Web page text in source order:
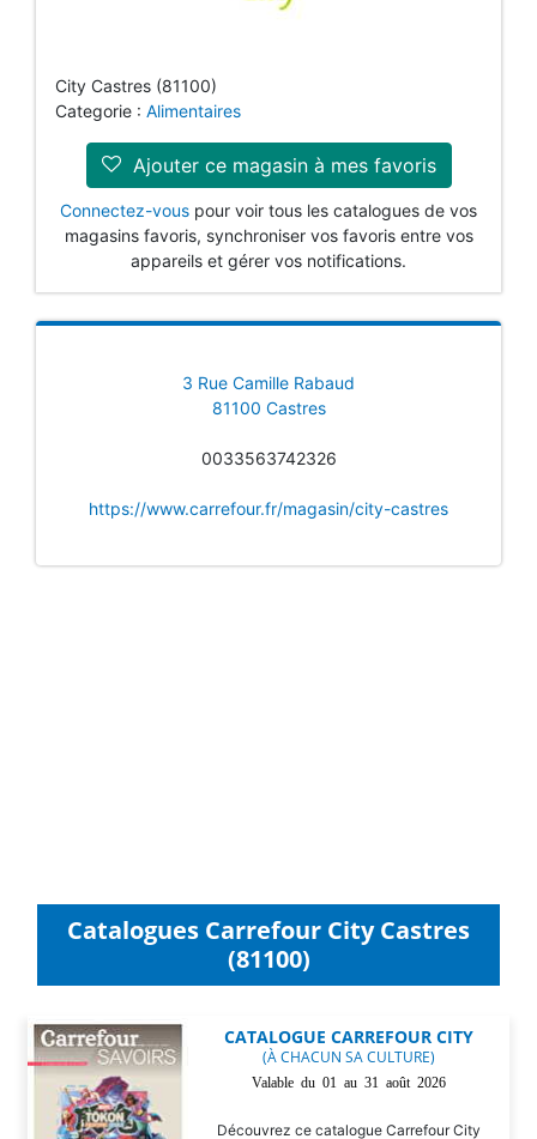
City Castres (81100)
Categorie : Alimentaires
Ajouter ce magasin à mes favoris
Connectez-vous pour voir tous les catalogues de vos
magasins favoris, synchroniser vos favoris entre vos
appareils et gérer vos notifications.
3 Rue Camille Rabaud
81100 Castres
0033563742326
https://www.carrefour.fr/magasin/city-castres
Catalogues Carrefour City Castres
(81100)
CATALOGUE CARREFOUR CITY
(À CHACUN SA CULTURE)
Valable du 01 au 31 août 2026
Découvrez ce catalogue Carrefour City